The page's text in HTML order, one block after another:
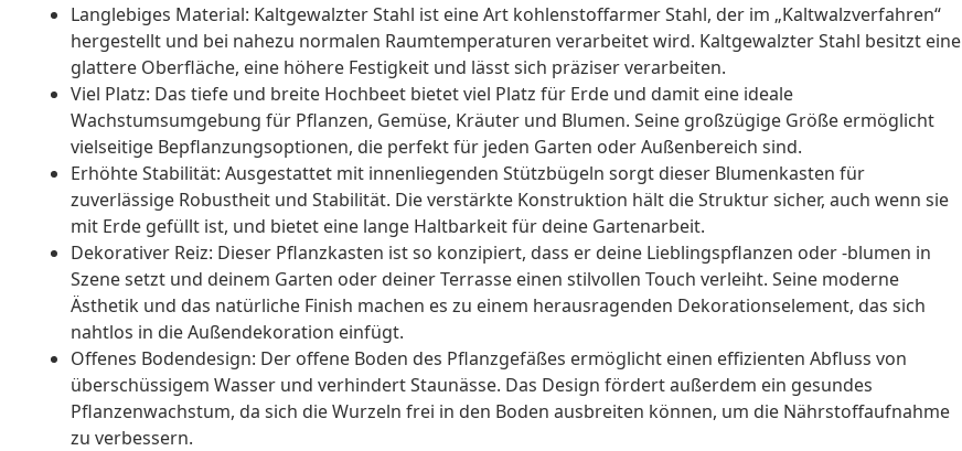
Langlebiges Material: Kaltgewalzter Stahl ist eine Art kohlenstoffarmer Stahl, der im „Kaltwalzverfahren“
hergestellt und bei nahezu normalen Raumtemperaturen verarbeitet wird. Kaltgewalzter Stahl besitzt eine
glattere Oberfläche, eine höhere Festigkeit und lässt sich präziser verarbeiten.
Viel Platz: Das tiefe und breite Hochbeet bietet viel Platz für Erde und damit eine ideale
Wachstumsumgebung für Pflanzen, Gemüse, Kräuter und Blumen. Seine großzügige Größe ermöglicht
vielseitige Bepflanzungsoptionen, die perfekt für jeden Garten oder Außenbereich sind.
Erhöhte Stabilität: Ausgestattet mit innenliegenden Stützbügeln sorgt dieser Blumenkasten für
zuverlässige Robustheit und Stabilität. Die verstärkte Konstruktion hält die Struktur sicher, auch wenn sie
mit Erde gefüllt ist, und bietet eine lange Haltbarkeit für deine Gartenarbeit.
Dekorativer Reiz: Dieser Pflanzkasten ist so konzipiert, dass er deine Lieblingspflanzen oder -blumen in
Szene setzt und deinem Garten oder deiner Terrasse einen stilvollen Touch verleiht. Seine moderne
Ästhetik und das natürliche Finish machen es zu einem herausragenden Dekorationselement, das sich
nahtlos in die Außendekoration einfügt.
Offenes Bodendesign: Der offene Boden des Pflanzgefäßes ermöglicht einen effizienten Abfluss von
überschüssigem Wasser und verhindert Staunässe. Das Design fördert außerdem ein gesundes
Pflanzenwachstum, da sich die Wurzeln frei in den Boden ausbreiten können, um die Nährstoffaufnahme
zu verbessern.